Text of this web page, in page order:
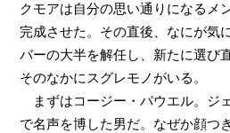
クモアは自分の思い通りになるメ
完成させた。その直後、なにが気
バーの大半を解任し、新たに選び
そのなかにスグレモノがいる。
まずはコージー・パウエル。ジ
で名声を博した男だ。なぜか顔つ